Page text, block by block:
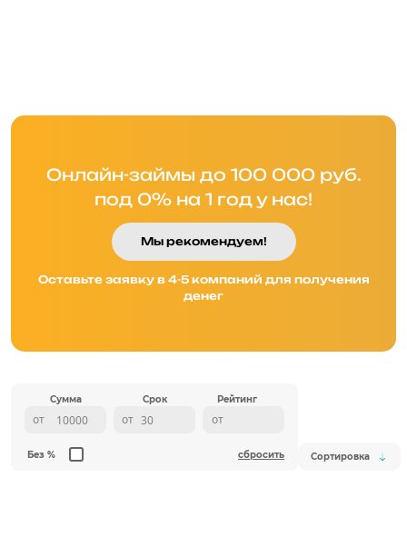
Онлайн-займы до 100 000 руб.
под 0% на 1 год у нас!
Мы рекомендуем!
Оставьте заявку в 4-5 компаний для получения
денег
Сумма
от
Срок
от
Рейтинг
от
Без % сбросить Сортировка